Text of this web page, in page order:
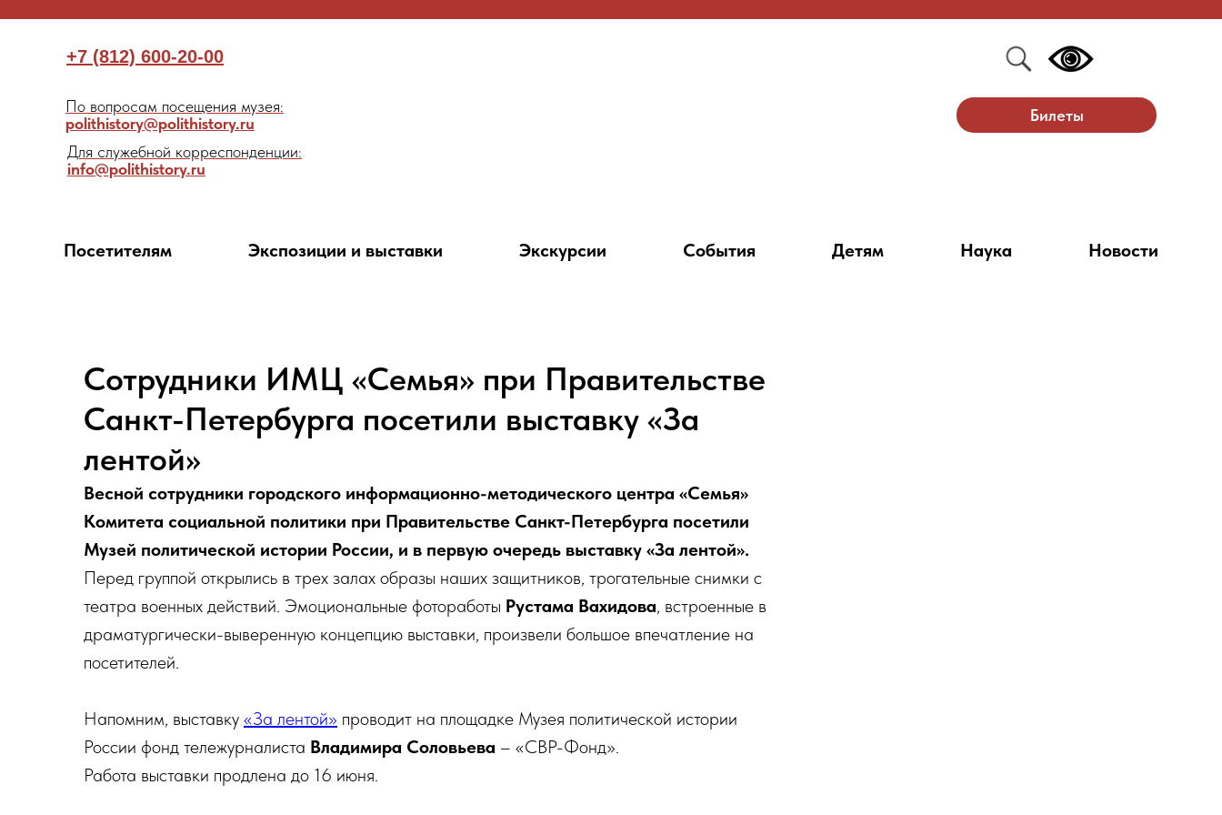
Билеты
+7 (812) 600-20-00
По вопросам посещения музея:
polithistory@polithistory.ru
Для служебной корреспонденции:
info@polithistory.ru
Посетителям Экспозиции и выставки Экскурсии События Детям Наука Новости
Сотрудники ИМЦ «Семья» при Правительстве
Санкт-Петербурга посетили выставку «За
лентой»
Весной сотрудники городского информационно-методического центра «Семья»
Комитета социальной политики при Правительстве Санкт-Петербурга посетили
Музей политической истории России, и в первую очередь выставку «За лентой».
Перед группой открылись в трех залах образы наших защитников, трогательные снимки с
театра военных действий. Эмоциональные фотоработы Рустама Вахидова, встроенные в
драматургически-выверенную концепцию выставки, произвели большое впечатление на
посетителей.
Напомним, выставку «За лентой» проводит на площадке Музея политической истории
России фонд тележурналиста Владимира Соловьева – «СВР-Фонд».
Работа выставки продлена до 16 июня.